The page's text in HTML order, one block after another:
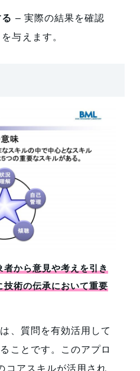
– 実際の結果を確認
与えます。
から意見や考えを引き
術の伝承において重要
、質問を有効活用して
ことです。このアプロ
コアスキルが活用され